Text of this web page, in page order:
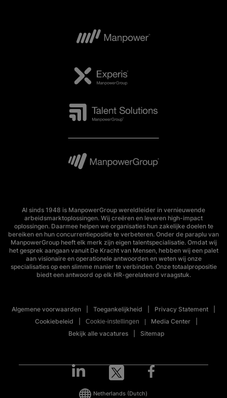
Al sinds 1948 is ManpowerGroup wereldleider in vernieuwende
arbeidsmarktoplossingen. Wij creëren en leveren high-impact
oplossingen. Daarmee helpen we organisaties hun zakelijke doelen te
bereiken en hun concurrentiepositie te verbeteren. Onder de paraplu van
ManpowerGroup heeft elk merk zijn eigen talentspecialisatie. Omdat wij
het gesprek aangaan vanuit De Kracht van Mensen, hebben wij een palet
aan visionaire en operationele antwoorden en weten wij onze
specialisaties op een slimme manier te verbinden. Onze totaalpropositie
biedt een antwoord op elk HR-gerelateerd vraagstuk.
Algemene voorwaarden Toegankelijkheid
Privacy Statement
Cookiebeleid
Cookie-instellingen
Media Center
Bekijk alle vacatures
Sitemap
Netherlands (Dutch)